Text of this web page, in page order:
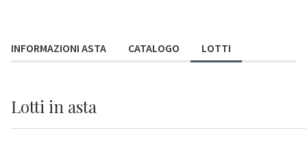
INFORMAZIONI ASTA CATALOGO LOTTI
Lotti in asta